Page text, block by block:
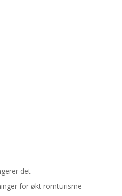
det
for økt romturisme